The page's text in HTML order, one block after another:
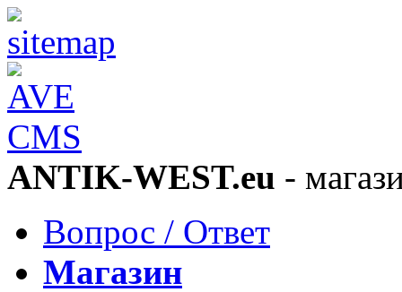
ANTIK-WEST.eu -
Вопрос / Ответ
Магазин